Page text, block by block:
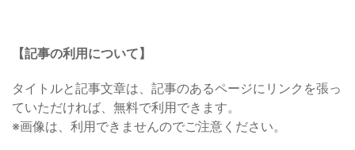
【記事の利用について】
タイトルと記事文章は、記事のあるページにリンクを張っ
ていただければ、無料で利用できます。
※画像は、利用できませんのでご注意ください。